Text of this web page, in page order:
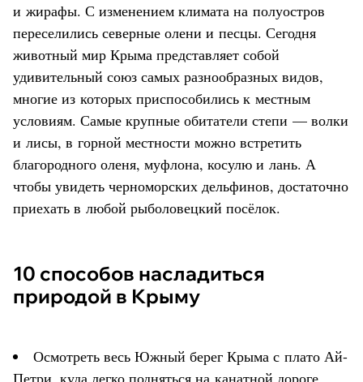
и жирафы. С изменением климата на полуостров
переселились северные олени и песцы. Сегодня
животный мир Крыма представляет собой
удивительный союз самых разнообразных видов,
многие из которых приспособились к местным
условиям. Самые крупные обитатели степи — волки
и лисы, в горной местности можно встретить
благородного оленя, муфлона, косулю и лань. А
чтобы увидеть черноморских дельфинов, достаточно
приехать в любой рыболовецкий посёлок.
10 способов насладиться
природой в Крыму
Осмотреть весь Южный берег Крыма с плато Ай-